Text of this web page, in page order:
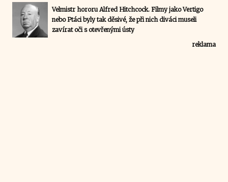
Velmistr hororu Alfred Hitchcock. Filmy jako Vertigo
nebo Ptáci byly tak děsivé, že při nich diváci museli
zavírat oči s otevřenými ústy
reklama